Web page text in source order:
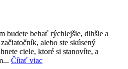
budete behať rýchlejšie, dlhšie a
alebo ste skúsený
ciele, ktoré si stanovíte, a
Čítať viac